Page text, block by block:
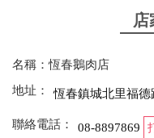
很老牌子的在地
店
名稱：恆春鵝肉店
地址：
恆春鎮城北里福德
聯絡電話： 08-8897869